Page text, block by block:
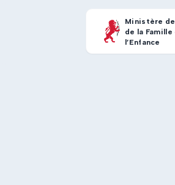
Ministère
de la
l’Enfance